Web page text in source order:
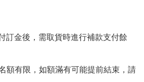
訂金後，需取貨時進行補款支付餘
額有限，如額滿有可能提前結束，請